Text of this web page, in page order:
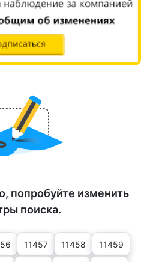
попробуйте изменить
поиска.
11457 11458 11459